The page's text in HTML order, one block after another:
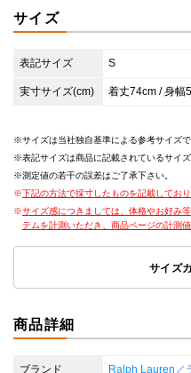
サイズ
表記サイズ S
実寸サイズ(cm) 着丈74cm / 身幅
サイズは当社独自基準による参考サイズで
表記サイズは商品に記載されているサイズ
測定値の若干の誤差はご了承下さい。
下記の方法で採寸したものを記載しており
サイズ感につきましては、体格やお好み
テムを計測いただき、商品ページの計測
サイズ
商品詳細
ブランド Ralph Lauren／